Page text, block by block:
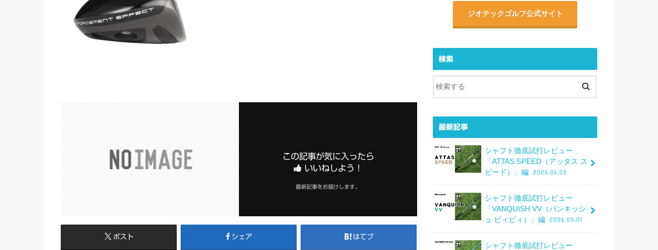
この記事が気に入ったら
いいねしよう！
最新記事をお届けします。
ポスト シェア はてブ
ジオテックゴルフ公式サイト
検索
最新記事
シャフト徹底試打レビュー
「ATTAS SPEED（アッタス ス
ピード）」編 2026.06.05
シャフト徹底試打レビュー
「VANQUISH VV（バンキッシ
ュ ビィビィ）」編 2026.05.01
シャフト徹底試打レビュー